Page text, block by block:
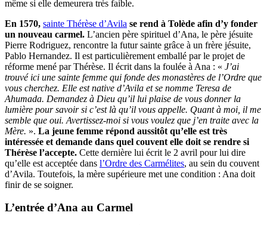
même si elle demeurera très faible.
En 1570, sainte Thérèse d’Avila se rend à Tolède afin d’y fonder
un nouveau carmel. L’ancien père spirituel d’Ana, le père jésuite
Pierre Rodriguez, rencontre la futur sainte grâce à un frère jésuite,
Pablo Hernandez. Il est particulièrement emballé par le projet de
réforme mené par Thérèse. Il écrit dans la foulée à Ana : « J’ai
trouvé ici une sainte femme qui fonde des monastères de l’Ordre que
vous cherchez. Elle est native d’Avila et se nomme Teresa de
Ahumada. Demandez à Dieu qu’il lui plaise de vous donner la
lumière pour savoir si c’est là qu’il vous appelle. Quant à moi, il me
semble que oui. Avertissez-moi si vous voulez que j’en traite avec la
Mère. ». La jeune femme répond aussitôt qu’elle est très
intéressée et demande dans quel couvent elle doit se rendre si
Thérèse l’accepte. Cette dernière lui écrit le 2 avril pour lui dire
qu’elle est acceptée dans l’Ordre des Carmélites, au sein du couvent
d’Avila. Toutefois, la mère supérieure met une condition : Ana doit
finir de se soigner.
L’entrée d’Ana au Carmel